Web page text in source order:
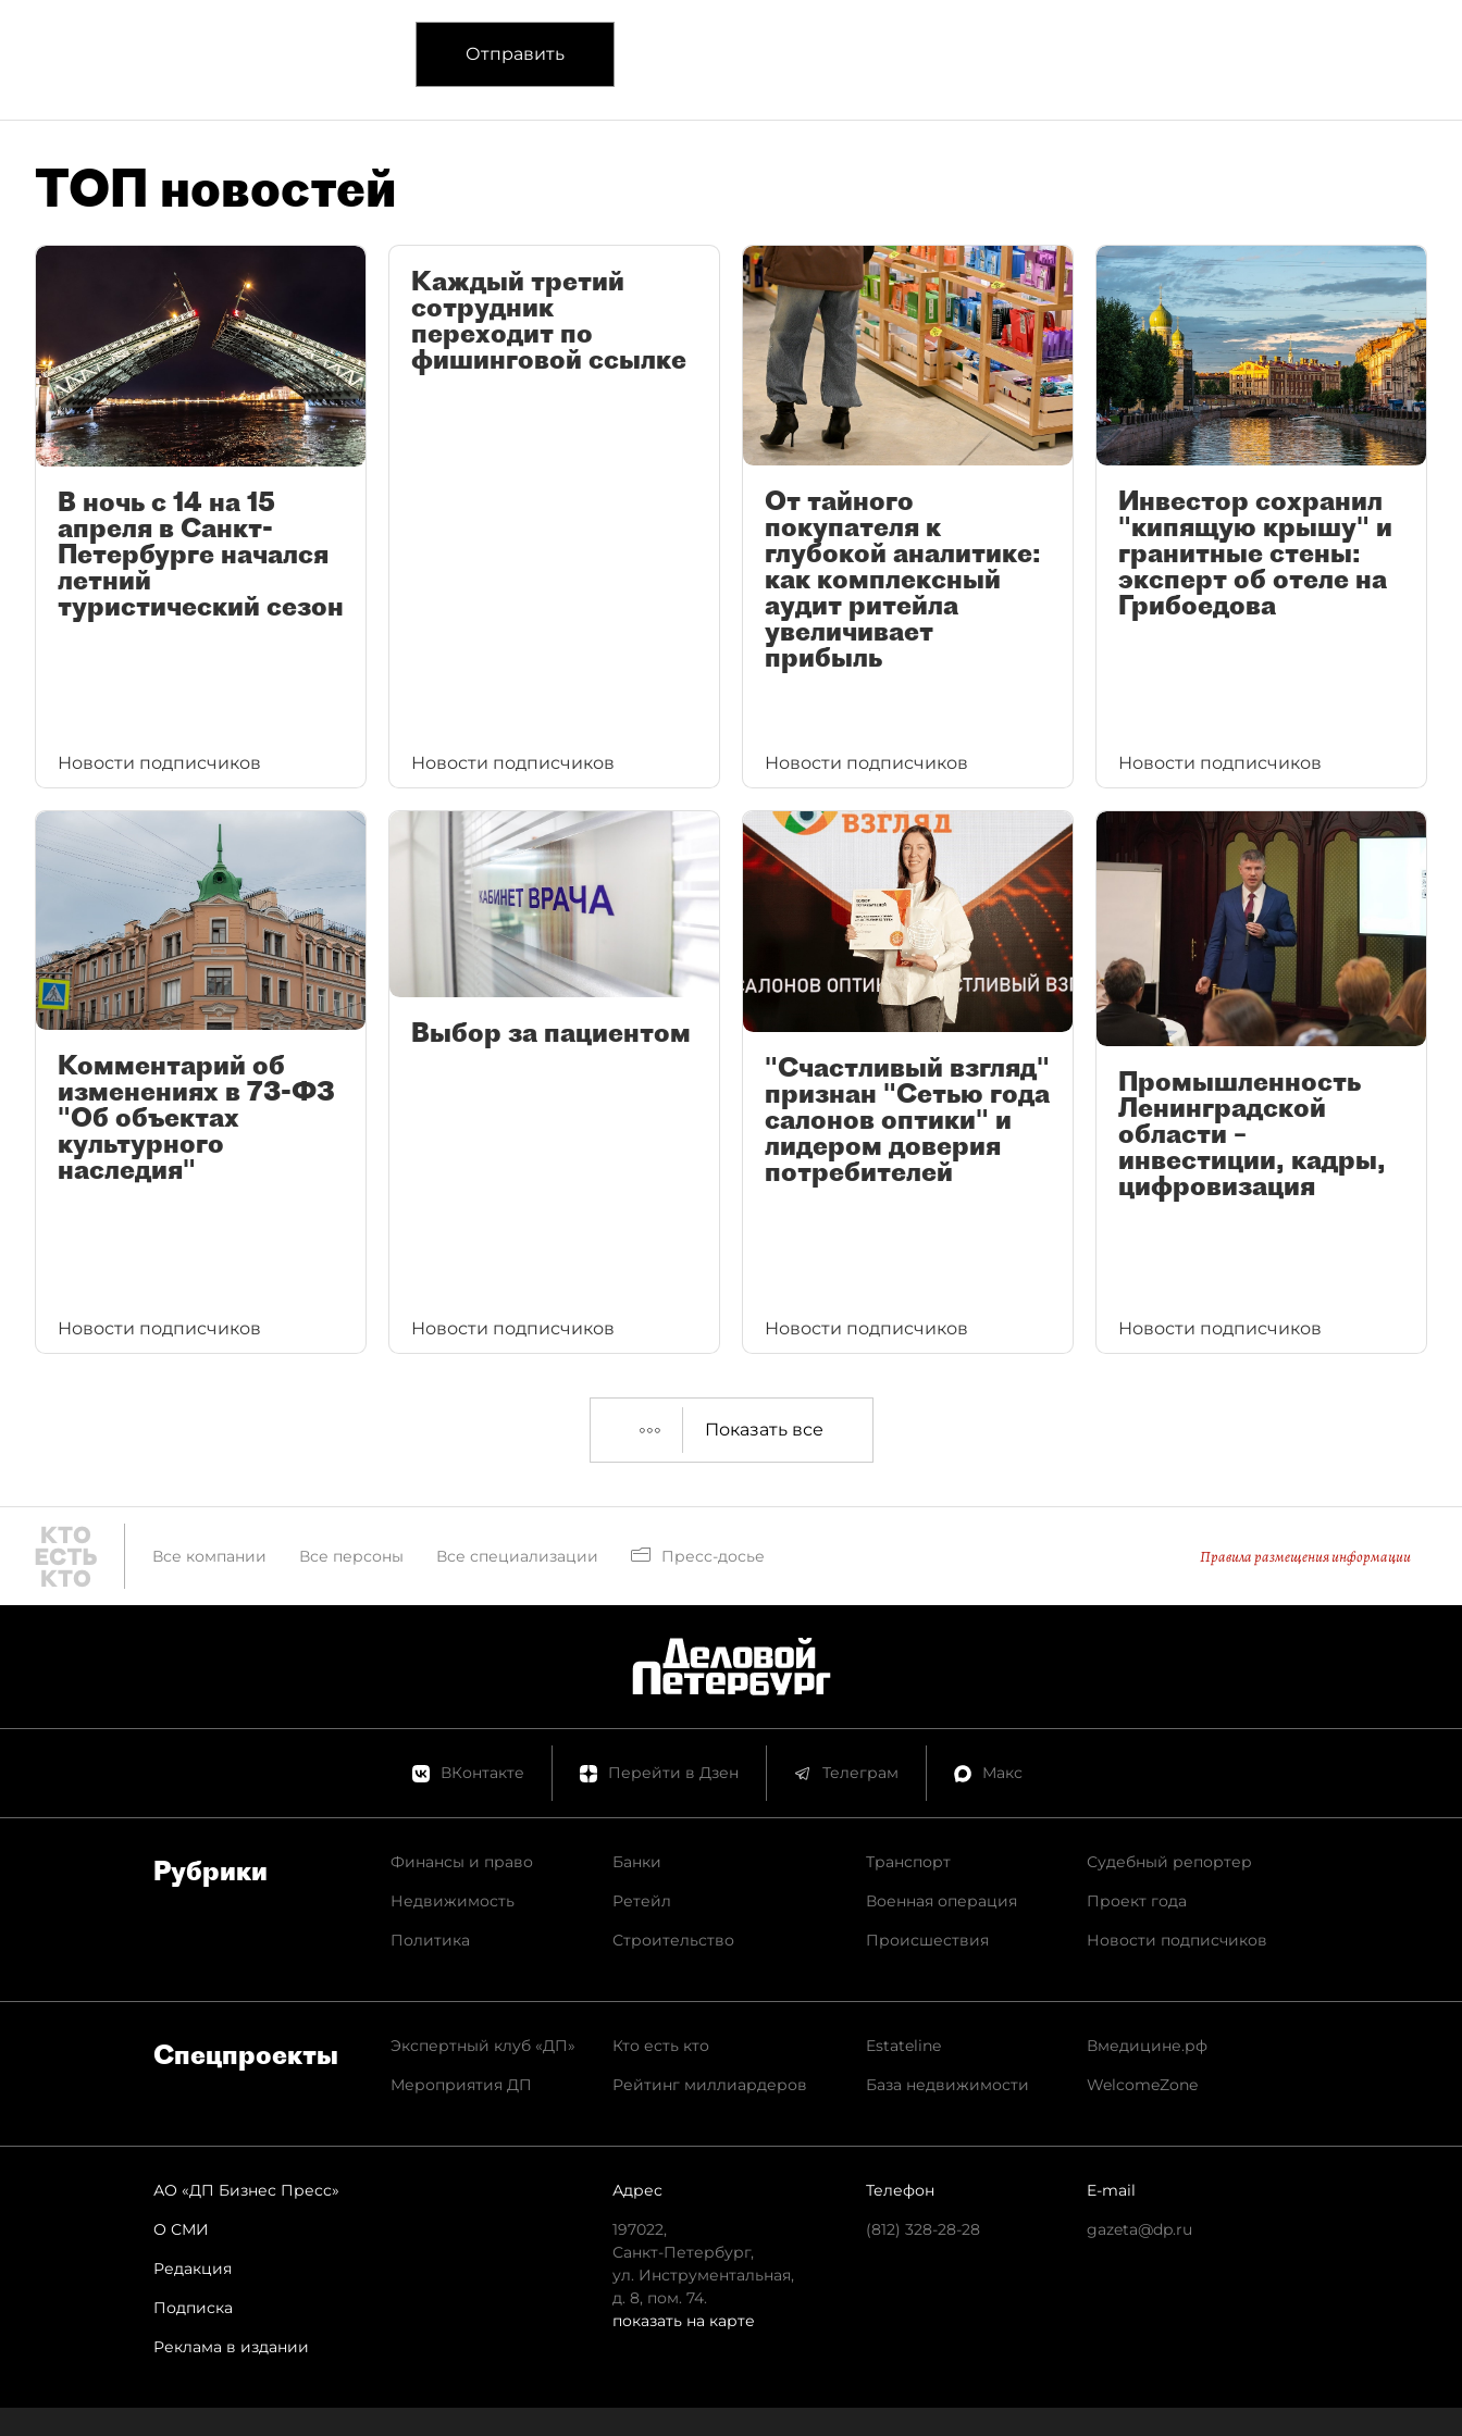
Отправить
ТОП новостей
В ночь с 14 на 15
апреля в Санкт-
Петербурге начался
летний
туристический сезон
Новости подписчиков
Каждый третий
сотрудник
переходит по
фишинговой ссылке
Новости подписчиков
От тайного
покупателя к
глубокой аналитике:
как комплексный
аудит ритейла
увеличивает
прибыль
Новости подписчиков
Инвестор сохранил
"кипящую крышу" и
гранитные стены:
эксперт об отеле на
Грибоедова
Новости подписчиков
Комментарий об
изменениях в 73-ФЗ
"Об объектах
культурного
наследия"
Новости подписчиков
Выбор за пациентом
Новости подписчиков
"Счастливый взгляд"
признан "Сетью года
салонов оптики" и
лидером доверия
потребителей
Новости подписчиков
Промышленность
Ленинградской
области –
инвестиции, кадры,
цифровизация
Новости подписчиков
Показать все
Все компании Все персоны Все специализации Пресс-досье Правила размещения информации
ВКонтакте Перейти в Дзен Телеграм Макс
Рубрики
Финансы и право
Недвижимость
Политика
Банки
Ретейл
Строительство
Транспорт
Военная операция
Происшествия
Судебный репортер
Проект года
Новости подписчиков
Спец­проекты
Экспертный клуб «ДП»
Мероприятия ДП
Кто есть кто
Рейтинг миллиардеров
Estateline
База недвижимости
Вмедицине.рф
WelcomeZone
АО «ДП Бизнес Пресс»
О СМИ
Редакция
Подписка
Реклама в издании
Адрес
197022,
Санкт-Петербург,
ул. Инструментальная,
д. 8, пом. 74.
показать на карте
Телефон
(812) 328-28-28
E-mail
gazeta@dp.ru